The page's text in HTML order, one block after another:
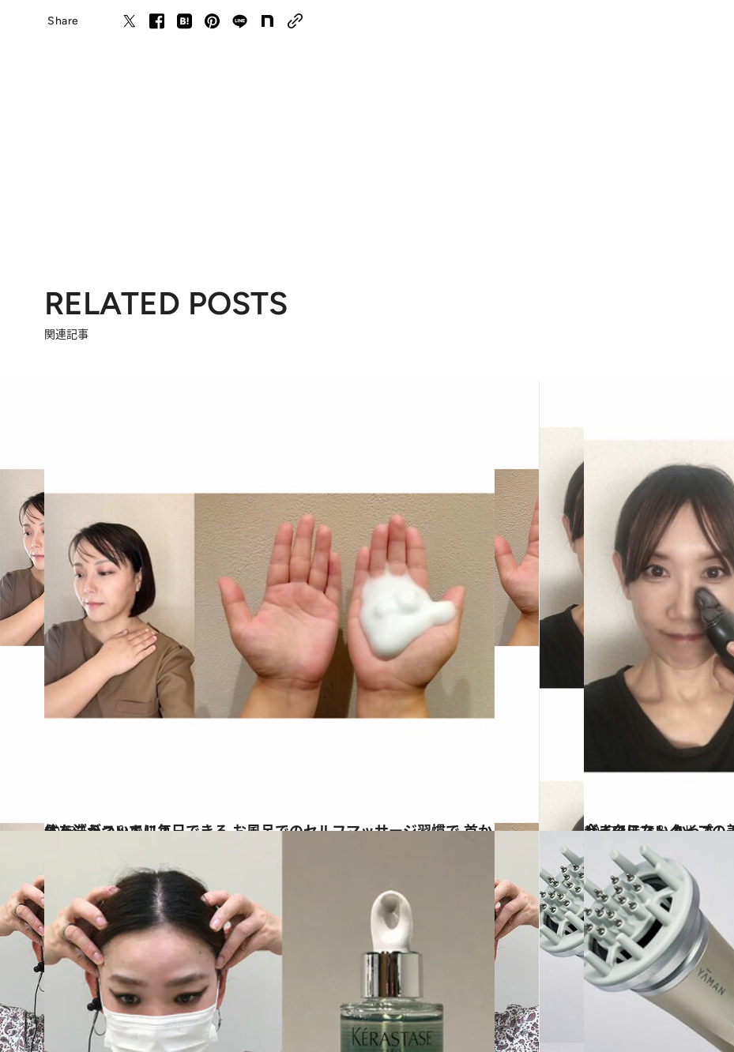
Share
RELATED POSTS
関連記事
2023.1.8
体を洗うついでに毎日できる お風呂でのセルフマッサージ習慣で 首からあごがスッキリ！
ビューティ＆ヘルス 2022.12.25
今までにないタイプの美顔器！ ご褒美にもおすすめな パナソニックのバイタリフト かっさ
ビューティ＆ヘルス